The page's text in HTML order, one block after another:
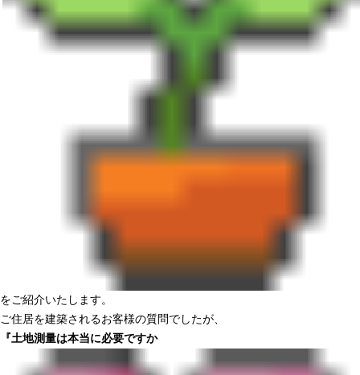
をご紹介いたします。
ご住居を建築されるお客様の質問でしたが、
『土地測量は本当に必要ですか